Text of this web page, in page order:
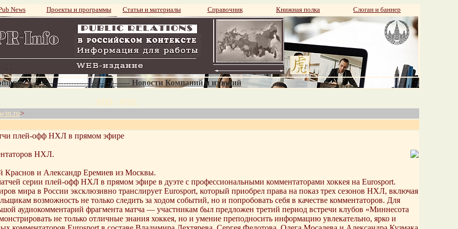
News Проекты и программы Статьи и материалы Справочник Книжная полка Слоган и баннер
Новости Компаний и изданий
. 3735 - 3735.
>
плей-офф НХЛ в прямом эфире
НХЛ.
Краснов и Александр Еремиев из Москвы.
серии плей-офф НХЛ в прямом эфире в дуэте с профессиональными комментаторами хоккея на Eurosport.
мира в России эксклюзивно транслирует Eurosport, который приобрел права на показ трех сезонов НХЛ, включая
возможность не только следить за ходом событий, но и попробовать себя в качестве комментаторов. Для
аудиокомментарий фрагмента матча — участникам был предложен третий период встречи клубов «Миннесота
не только отличные знания хоккея, но и умение преподносить информацию увлекательно, ярко и